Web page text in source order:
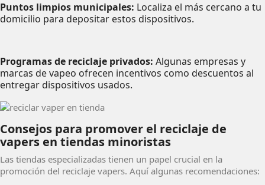
Puntos limpios municipales: Localiza el más cercano a tu
domicilio para depositar estos dispositivos.
Programas de reciclaje privados: Algunas empresas y
marcas de vapeo ofrecen incentivos como descuentos al
entregar dispositivos usados.
Consejos para promover el reciclaje de
vapers en tiendas minoristas
Las tiendas especializadas tienen un papel crucial en la
promoción del reciclaje vapers. Aquí algunas recomendaciones: